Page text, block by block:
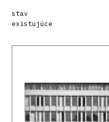
stav
existujúce